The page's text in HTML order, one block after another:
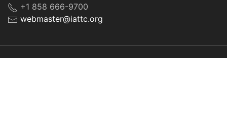
+1 858 666-9700
webmaster@iattc.org
© IATTC, 2022-2026